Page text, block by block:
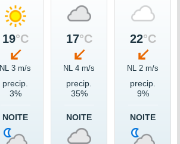
19°C
NL 3 m/s
precip.
3%
NOITE
17°C
NL 4 m/s
precip.
35%
NOITE
22°C
NL 2 m/s
precip.
9%
NOITE